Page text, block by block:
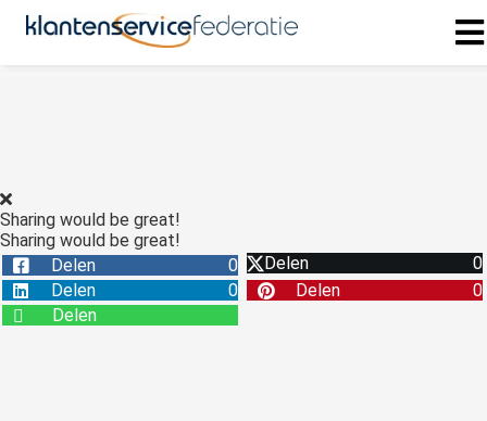
Sharing would be great!
Sharing would be great!
Delen
0 Delen
0
Delen
0 Delen
0
Delen
zijn